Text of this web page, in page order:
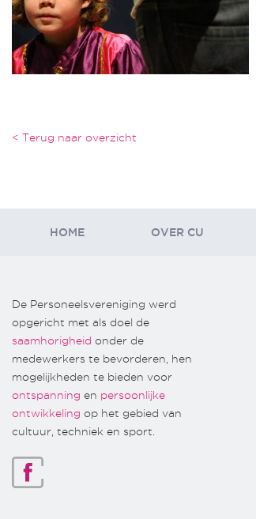
< Terug naar overzicht
HOME OVER CU
De Personeelsvereniging werd
opgericht met als doel de
saamhorigheid onder de
medewerkers te bevorderen, hen
mogelijkheden te bieden voor
ontspanning en persoonlijke
ontwikkeling op het gebied van
cultuur, techniek en sport.